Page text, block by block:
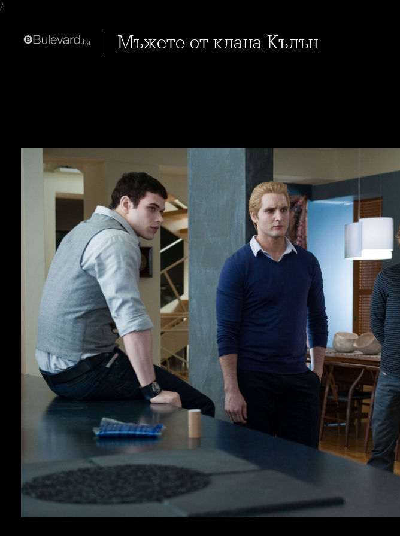
/
Мъжете от клана Кълън